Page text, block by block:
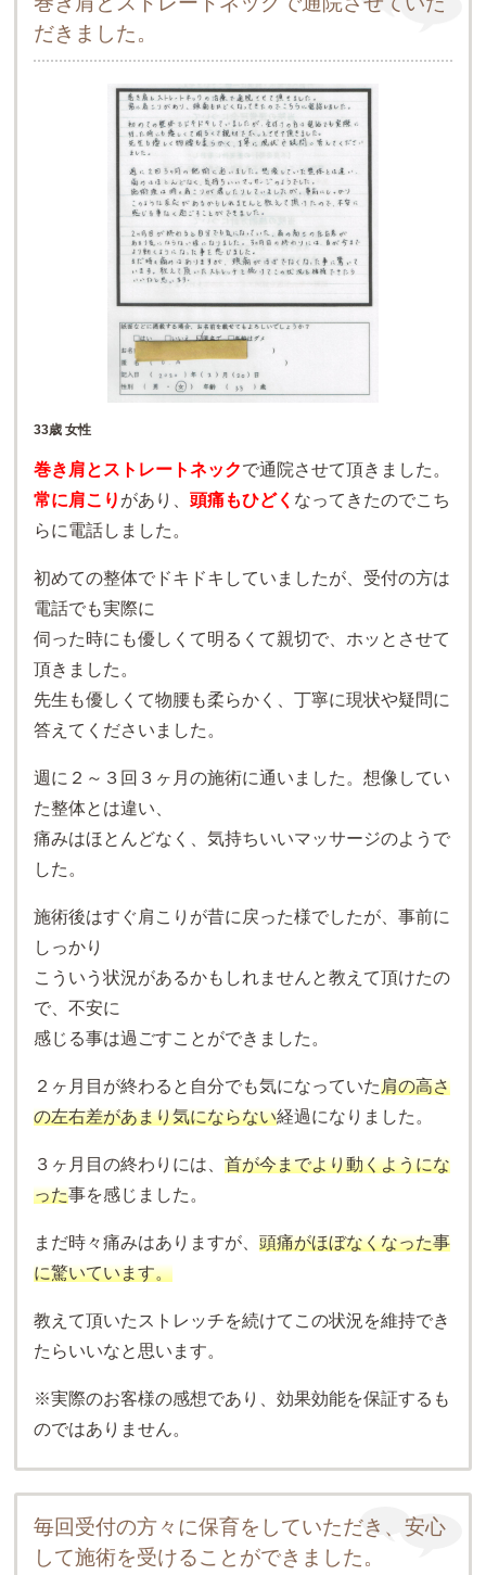
だきました。
33歳 女性
巻き肩とストレートネックで通院させて頂きました。
常に肩こり があり、頭痛もひどく なってきたのでこち
らに電話しました。
初めての整体でドキドキしていましたが、受付の方は
電話でも実際に
伺った時にも優しくて明るくて親切で、ホッとさせて
頂きました。
先生も優しくて物腰も柔らかく、丁寧に現状や疑問に
答えてくださいました。
週に２～３回３ヶ月の施術に通いました。想像してい
た整体とは違い、
痛みはほとんどなく、気持ちいいマッサージのようで
した。
施術後はすぐ肩こりが昔に戻った様でしたが、事前に
しっかり
こういう状況があるかもしれませんと教えて頂けたの
で、不安に
感じる事は過ごすことができました。
２ヶ月目が終わると自分でも気になっていた肩の高さ
の左右差があまり気にならない経過になりました。
３ヶ月目の終わりには、首が今までより動くようにな
った事を感じました。
まだ時々痛みはありますが、頭痛がほぼなくなった事
に驚いています。
教えて頂いたストレッチを続けてこの状況を維持でき
たらいいなと思います。
※実際のお客様の感想であり、効果効能を保証するも
のではありません。
毎回受付の方々に保育をしていただき、安心
して施術を受けることができました。